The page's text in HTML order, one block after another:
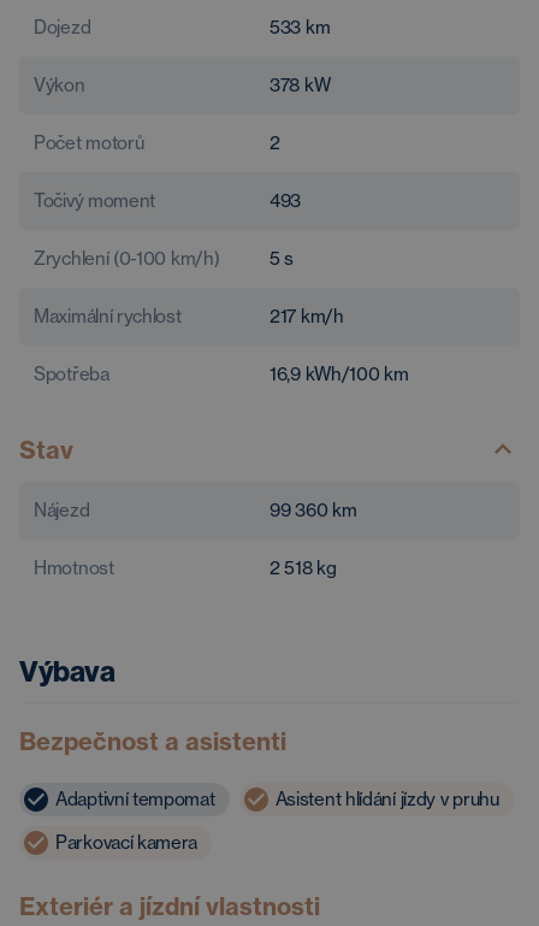
Dojezd 533 km
Výkon 378 kW
Počet motorů 2
Točivý moment 493
Zrychlení (0-100 km/h) 5 s
Maximální rychlost 217 km/h
Spotřeba 16,9 kWh/100 km
Stav
Nájezd 99 360 km
Hmotnost 2 518 kg
Výbava
Bezpečnost a asistenti
Adaptivní tempomat
Asistent hlídání jízdy v pruhu
Parkovací kamera
Exteriér a jízdní vlastnosti